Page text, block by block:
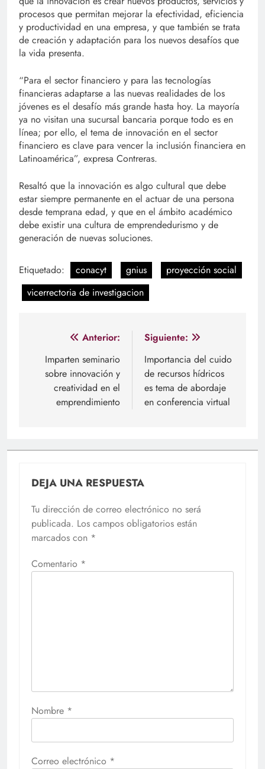
procesos que permitan mejorar la efectividad, eficiencia
y productividad en una empresa, y que también se trata
de creación y adaptación para los nuevos desafíos que
la vida presenta.
“Para el sector financiero y para las tecnologías
financieras adaptarse a las nuevas realidades de los
jóvenes es el desafío más grande hasta hoy. La mayoría
ya no visitan una sucursal bancaria porque todo es en
línea; por ello, el tema de innovación en el sector
financiero es clave para vencer la inclusión financiera en
Latinoamérica”, expresa Contreras.
Resaltó que la innovación es algo cultural que debe
estar siempre permanente en el actuar de una persona
desde temprana edad, y que en el ámbito académico
debe existir una cultura de emprendedurismo y de
generación de nuevas soluciones.
Etiquetado: conacyt gnius
proyección social
vicerrectoria de investigacion
Navegación
de
entradas
Anterior:
Imparten seminario
sobre innovación y
creatividad en el
emprendimiento
Siguiente:
Importancia del cuido
de recursos hídricos
es tema de abordaje
en conferencia virtual
DEJA UNA RESPUESTA
Tu dirección de correo electrónico no será
publicada. Los campos obligatorios están
marcados con *
Comentario *
Nombre *
Correo electrónico *